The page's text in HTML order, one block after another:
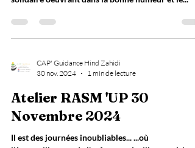
naissance d'une Communauté bienveillante
solidaire oeuvrant dans la bonne humeur et le...
30 nov. 2024
1 min de lecture
Atelier RASM 'UP 30
Novembre 2024